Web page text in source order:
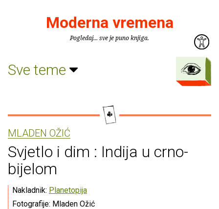
Moderna vremena
Pogledaj... sve je puno knjiga.
Sve teme
MLADEN OŽIĆ
Svjetlo i dim : Indija u crno-
bijelom
Nakladnik: Planetopija
Fotografije: Mladen Ožić